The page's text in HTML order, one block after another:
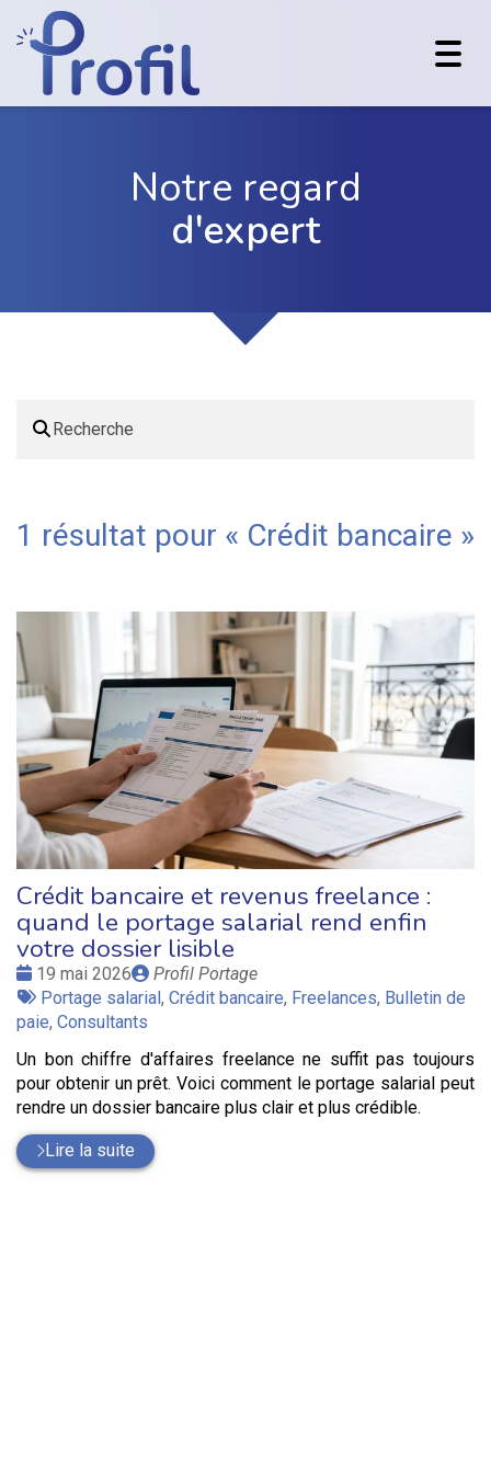
Notre regard
d'expert
1 résultat pour « Crédit bancaire »
Crédit bancaire et revenus freelance :
quand le portage salarial rend enfin
votre dossier lisible
Date
:
19 mai 2026
Publié
par
Profil Portage
Tags
:
Portage salarial, Crédit bancaire, Freelances, Bulletin de
paie, Consultants
Un bon chiffre d'affaires freelance ne suffit pas toujours
pour obtenir un prêt. Voici comment le portage salarial peut
rendre un dossier bancaire plus clair et plus crédible.
Lire la suite